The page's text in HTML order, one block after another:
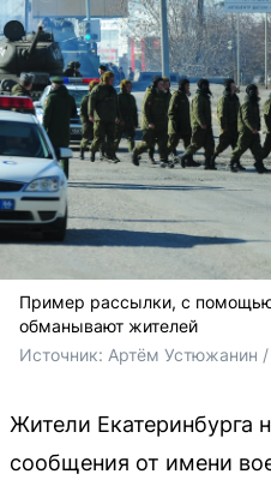
Пример рассылки, с
обманывают жителей
Источник: Артём Устюжанин /
Жители Екатеринбурга
сообщения от имени